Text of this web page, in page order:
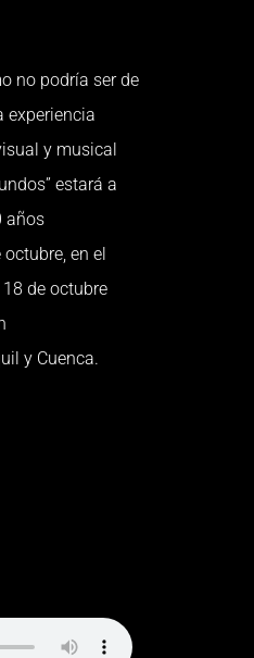
no podría ser de
experiencia
y musical
estará a
años
en el
de octubre
y Cuenca.